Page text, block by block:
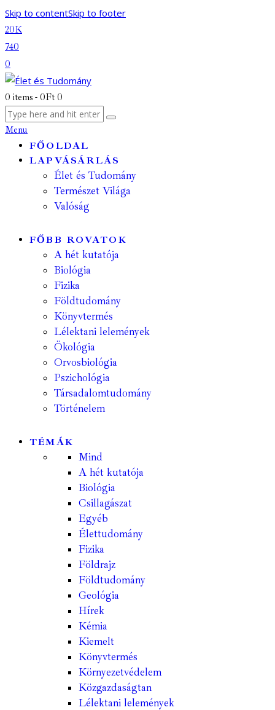
Skip to contentSkip to footer
20K
740
0
0 items - 0Ft 0
Menu
FŐOLDAL
LAPVÁSÁRLÁS
Élet és Tudomány
Természet Világa
Valóság
FŐBB ROVATOK
A hét kutatója
Biológia
Fizika
Földtudomány
Könyvtermés
Lélektani lelemények
Ökológia
Orvosbiológia
Pszichológia
Társadalomtudomány
Történelem
TÉMÁK
Mind
A hét kutatója
Biológia
Csillagászat
Egyéb
Élettudomány
Fizika
Földrajz
Földtudomány
Geológia
Hírek
Kémia
Kiemelt
Könyvtermés
Környezetvédelem
Közgazdaságtan
Lélektani lelemények